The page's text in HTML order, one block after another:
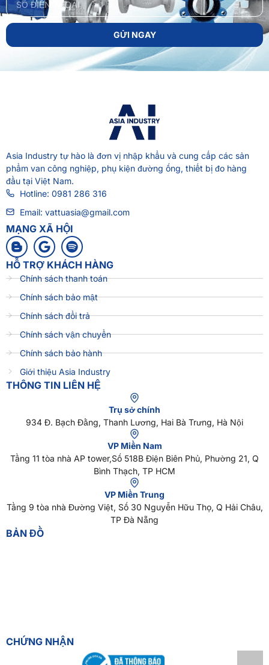
GỬI NGAY
Asia Industry tự hào là đơn vị nhập khẩu và cung cấp các sản
phẩm van công nghiệp, phụ kiện đường ống, thiết bị đo hàng
đầu tại Việt Nam.
Hotline: 0981 286 316
Email: vattuasia@gmail.com
MẠNG XÃ HỘI
HỖ TRỢ KHÁCH HÀNG
Chính sách thanh toán
Chính sách bảo mật
Chính sách đổi trả
Chính sách vận chuyển
Chính sách bảo hành
Giới thiệu Asia Industry
THÔNG TIN LIÊN HỆ
Trụ sở chính
934 Đ. Bạch Đằng, Thanh Lương, Hai Bà Trưng, Hà Nội
VP Miền Nam
Tầng 11 tòa nhà AP tower,Số 518B Điện Biên Phủ, Phường 21, Q
Bình Thạch, TP HCM
VP Miền Trung
Tầng 9 tòa nhà Đường Việt, Số 30 Nguyễn Hữu Thọ, Q Hải Châu,
TP Đà Nẵng
BẢN ĐỒ
CHỨNG NHẬN